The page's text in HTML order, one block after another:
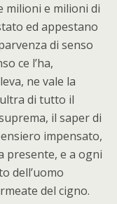
milioni e milioni di
ed appestano
di senso
ce l’ha,
ne vale la
ultra di tutto il
il saper di
impensato,
presente, e a ogni
dell’uomo
del cigno.